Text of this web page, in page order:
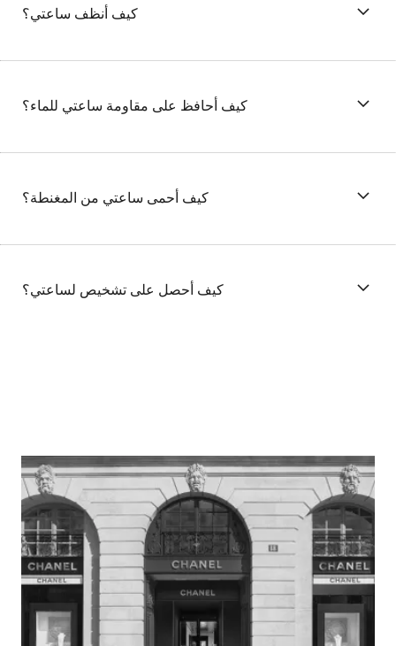
كيف أنظف ساعتي؟
كيف أحافظ على مقاومة ساعتي للماء؟
كيف أحمى ساعتي من المغنطة؟
كيف أحصل على تشخيص لساعتي؟